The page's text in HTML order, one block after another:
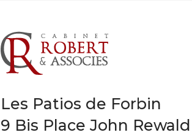
Les Patios de Forbin
9 Bis Place John Rewald